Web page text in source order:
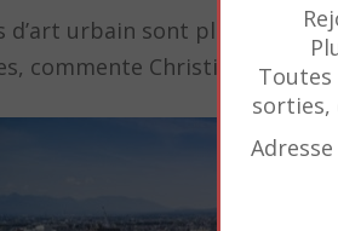
d’art urbain sont plus
commente Christian
sorties,